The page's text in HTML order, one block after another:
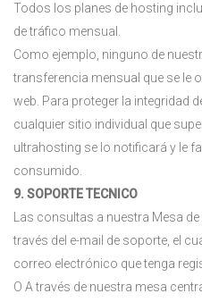
Todos los planes de hosting
de tráfico mensual.
Como ejemplo, ninguno de
transferencia mensual que se le
web. Para proteger la integridad
cualquier sitio individual que
ultrahosting se lo notificará y le
consumido.
9. SOPORTE TECNICO
Las consultas a nuestra Mesa
través del e-mail de soporte, el
correo electrónico que tenga
O A través de nuestra mesa